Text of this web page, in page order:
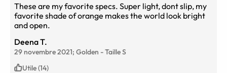
These are my favorite specs. Super light, dont slip, my
favorite shade of orange makes the world look bright
and open.
Deena T.
29 novembre 2021; Golden -TailleS
Utile (14)